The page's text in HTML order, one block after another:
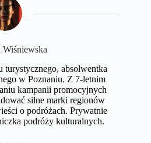
Wiśniewska
turystycznego, absolwentka
w Poznaniu. Z 7-letnim
kampanii promocyjnych
silne marki regionów
o podróżach. Prywatnie
podróży kulturalnych.